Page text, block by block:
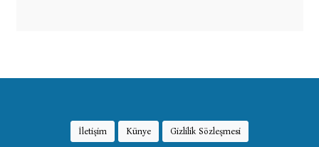
İletişim Künye Gizlilik Sözleşmesi